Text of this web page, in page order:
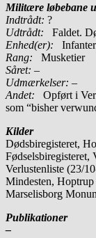
Militære løbebane
Indtrådt: ?
Udtrådt: Faldet.
Enhed(er):
Rang: Musketier
Såret: –
Udmærkelser: –
Andet: Opført i
som “bisher
Kilder
Dødsbiregisteret,
Fødselsbiregisteret,
Verlustenliste (23/
Mindesten,
Marselisborg
Publikationer
–